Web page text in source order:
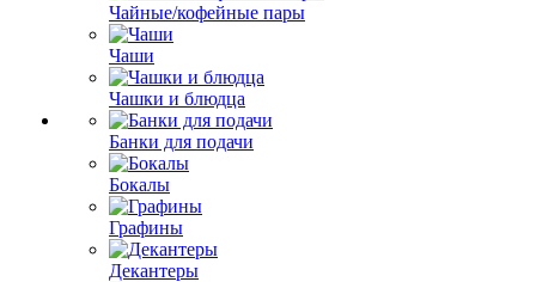
Чайные/кофейные пары
Чаши
Чашки и блюдца
Банки для подачи
Бокалы
Графины
Декантеры